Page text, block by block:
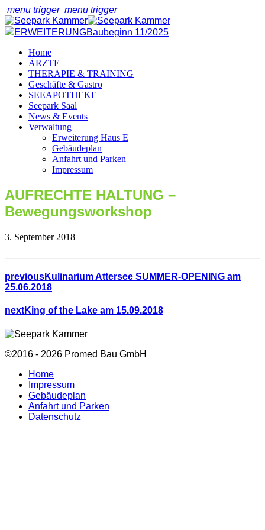
menu trigger menu trigger
ERWEITERUNGBaubeginn 11/2025
Home
ÄRZTE
THERAPIE & TRAINING
Geschäfte & Gastro
SEEAPOTHEKE
Seepark Saal
News & Events
Verwaltung
Erweiterung Haus E
Gebäudeplan
Anfahrt und Parken
Impressum
AUFRECHTE HALTUNG –
Bewegungsworkshop
3. September 2018
previousKulinarium Attersee SUMMER-OPENING am
25.06.2018
nextKing of the Lake am 15.09.2018
©2016 - 2026 Promed Bau GmbH
Home
Impressum
Gebäudeplan
Anfahrt und Parken
Datenschutz